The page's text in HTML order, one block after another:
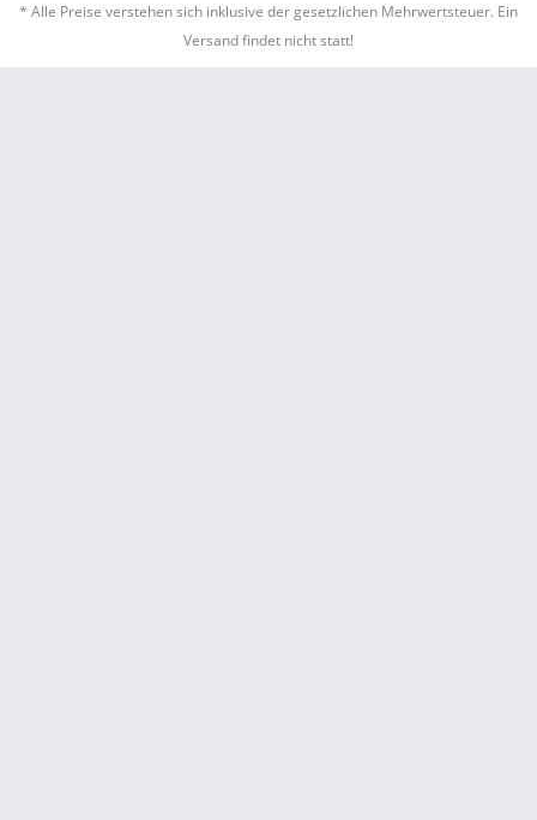
* Alle Preise verstehen sich inklusive der gesetzlichen Mehrwertsteuer. Ein
Versand findet nicht statt!